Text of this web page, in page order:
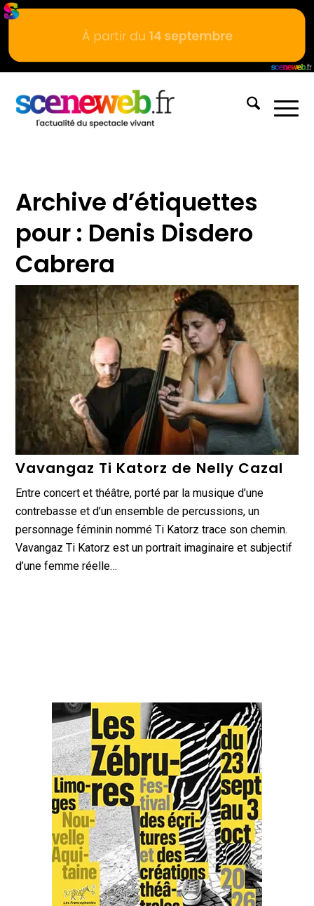
Archive d’étiquettes
pour : Denis Disdero
Cabrera
Vavangaz Ti Katorz de Nelly Cazal
Entre concert et théâtre, porté par la musique d’une
contrebasse et d’un ensemble de percussions, un
personnage féminin nommé Ti Katorz trace son chemin.
Vavangaz Ti Katorz est un portrait imaginaire et subjectif
d’une femme réelle…